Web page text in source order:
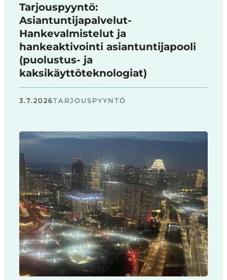
Tarjouspyyntö:
Asiantuntijapalvelut-
Hankevalmistelut ja
hankeaktivointi asiantuntijapooli
(puolustus- ja
kaksikäyttöteknologiat)
3.7.2026TARJOUSPYYNTÖ